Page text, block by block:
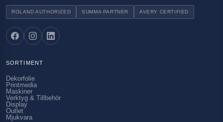
ROLAND AUTHORIZED SUMMA PARTNER AVERY CERTIFIED
SORTIMENT
Dekorfolie
Printmedia
Maskiner
Verktyg & Tillbehör
Display
Outlet
Mjukvara